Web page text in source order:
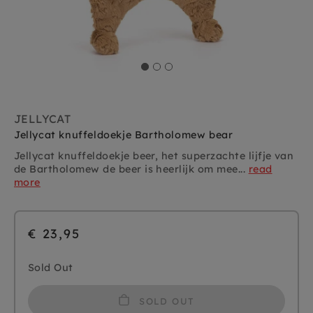
JELLYCAT
Jellycat knuffeldoekje Bartholomew bear
Jellycat knuffeldoekje beer, het superzachte lijfje van
de Bartholomew de beer is heerlijk om mee... read
more
€ 23,95
Sold Out
SOLD OUT